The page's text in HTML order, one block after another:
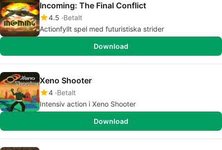
Incoming: The Final Conflict
4.5 Betalt
Actionfyllt spel med futuristiska strider
Download
Xeno Shooter
4 Betalt
Intensiv action i Xeno Shooter
Download